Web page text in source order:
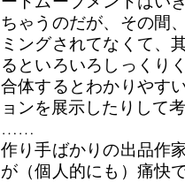
ちゃうのだが、その間
ミングされてなくて、
るといろいろしっくり
合体するとわかりやす
ョンを展示したりして
……
作り手ばかりの出品作
が（個人的にも）痛快